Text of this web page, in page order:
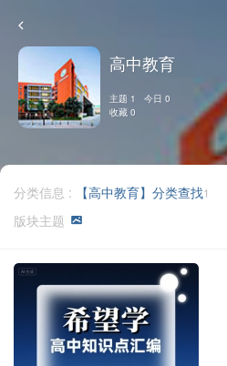
高中教育
主题 1 今日 0
收藏 0
分类信息 : 【高中教育】分类查找1
版块主题